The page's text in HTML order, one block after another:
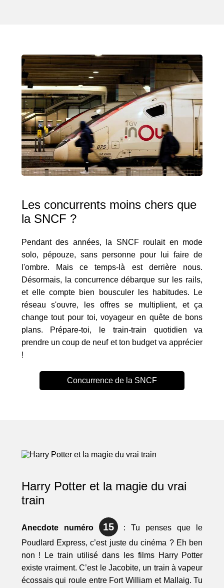
Les concurrents moins chers que
la SNCF ?
Pendant des années, la SNCF roulait en mode
solo, pépouze, sans personne pour lui faire de
l'ombre. Mais ce temps-là est derrière nous.
Désormais, la concurrence débarque sur les rails,
et elle compte bien bousculer les habitudes. Le
réseau s'ouvre, les offres se multiplient, et ça
change tout pour toi, voyageur en quête de bons
plans. Prépare-toi, le train-train quotidien va
prendre un coup de neuf et ton budget va apprécier
!
Concurrence de la SNCF
Harry Potter et la magie du vrai
train
Anecdote numéro 15 : Tu penses que le
Poudlard Express, c’est juste du cinéma ? Eh ben
non ! Le train utilisé dans les films Harry Potter
existe vraiment. C’est le Jacobite, un train à vapeur
écossais qui roule entre Fort William et Mallaig. Tu